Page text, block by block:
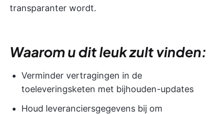
transparanter wordt.
Waarom u dit leuk zult vinden:
Verminder vertragingen in de
toeleveringsketen met bijhouden-updates
Houd leveranciersgegevens bij om